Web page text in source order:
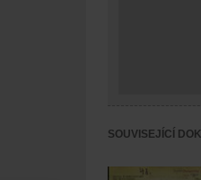
SOUVISEJÍCÍ